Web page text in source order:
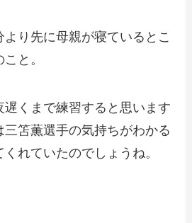
り先に母親が寝ているとこ
と。
くまで練習すると思います
笘薫選手の気持ちがわかる
れていたのでしょうね。